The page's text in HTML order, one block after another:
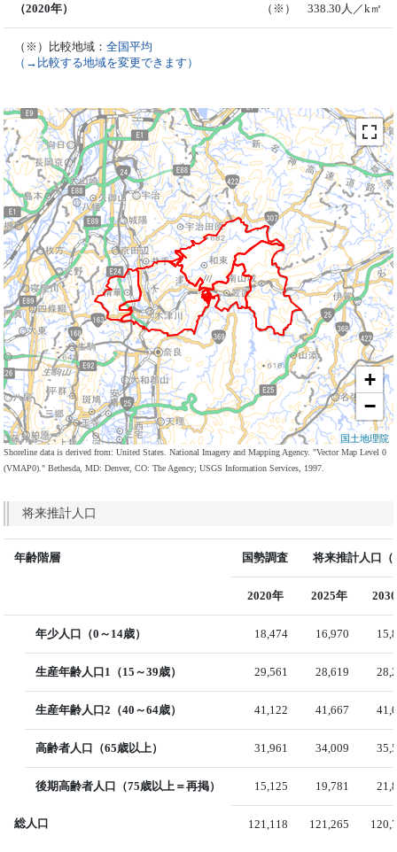
（2020年）
（※） 338.30人／k㎡
（※）比較地域：全国平均
（→比較する地域を変更できます）
+
−
国土地理院
Shoreline data is derived from: United States. National Imagery and Mapping Agency. "Vector Map Level 0
(VMAP0)." Bethesda, MD: Denver, CO: The Agency; USGS Information Services, 1997.
将来推計人口
年齢階層 国勢調査 将来推計人口（
2020年 2025年
年少人口（0～14歳） 18,474 16,970
生産年齢人口1（15～39歳） 29,561 28,619
生産年齢人口2（40～64歳） 41,122 41,667
高齢者人口（65歳以上） 31,961 34,009
後期高齢者人口（75歳以上＝再掲） 15,125 19,781
総人口 121,118 121,265